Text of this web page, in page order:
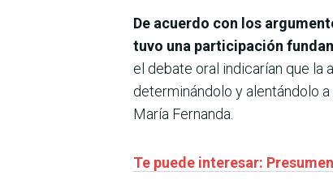
De acuerdo con los
tuvo una participación
el debate oral indicarían que la
determinándolo y alentándolo
María Fernanda.
Te puede interesar: